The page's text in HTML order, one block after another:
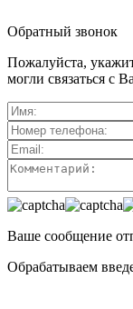
Обратный звонок
Пожалуйста,
могли связаться с
Ваше сообщение
Обрабатываем